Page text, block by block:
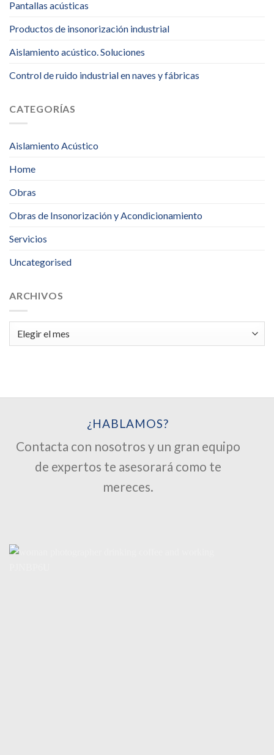
Pantallas acústicas
Productos de insonorización industrial
Aislamiento acústico. Soluciones
Control de ruido industrial en naves y fábricas
CATEGORÍAS
Aislamiento Acústico
Home
Obras
Obras de Insonorización y Acondicionamiento
Servicios
Uncategorised
ARCHIVOS
¿HABLAMOS?
Contacta con nosotros y un gran equipo
de expertos te asesorará como te
mereces.